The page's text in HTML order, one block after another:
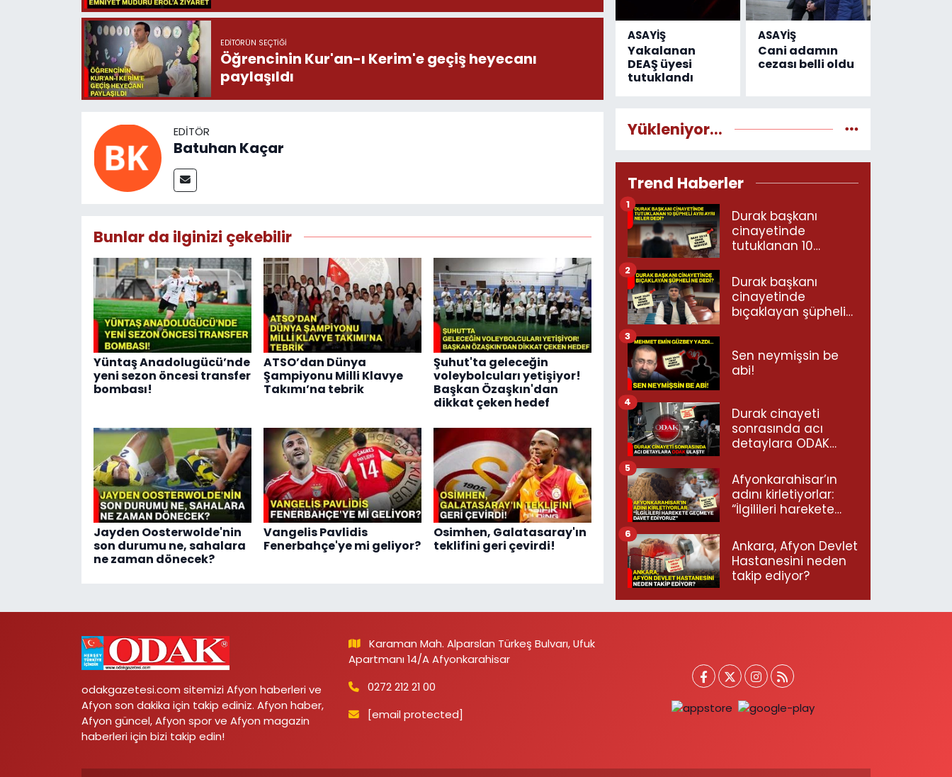
EDITÖRÜN SEÇTIĞI
Öğrencinin Kur'an-ı Kerim'e geçiş heyecanı
paylaşıldı
EDITÖR
Batuhan Kaçar
Bunlar da ilginizi çekebilir
Yüntaş Anadolugücü’nde
yeni sezon öncesi transfer
bombası!
ATSO’dan Dünya
Şampiyonu Milli Klavye
Takımı’na tebrik
Şuhut'ta geleceğin
voleybolcuları yetişiyor!
Başkan Özaşkın'dan
dikkat çeken hedef
Jayden Oosterwolde'nin
son durumu ne, sahalara
ne zaman dönecek?
Vangelis Pavlidis
Fenerbahçe'ye mi geliyor?
Osimhen, Galatasaray'ın
teklifini geri çevirdi!
ASAYİŞ
Yakalanan
DEAŞ üyesi
tutuklandı
ASAYİŞ
Cani adamın
cezası belli oldu
Yükleniyor...
Trend Haberler
Durak başkanı
cinayetinde
tutuklanan 10
neler dedi?
1
Durak başkanı
cinayetinde
bıçaklayan şüpheli
2
Sen neymişsin be
abi!
3
Durak cinayeti
sonrasında acı
detaylara ODAK
4
Afyonkarahisar’ın
adını kirletiyorlar:
“İlgilileri harekete
ediyoruz”
5
Ankara, Afyon Devlet
Hastanesini neden
takip ediyor?
6
odakgazetesi.com sitemizi Afyon haberleri ve
Afyon son dakika için takip ediniz. Afyon haber,
Afyon güncel, Afyon spor ve Afyon magazin
haberleri için bizi takip edin!
Karaman Mah. Alparslan Türkeş Bulvarı, Ufuk
Apartmanı 14/A Afyonkarahisar
0272 212 21 00
[email protected]